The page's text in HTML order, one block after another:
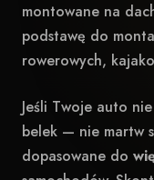
montowane na
podstawę do
rowerowych,
Jeśli Twoje auto
belek — nie martw
dopasowane do